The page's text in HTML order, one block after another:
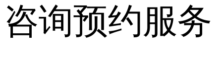
咨询预约服务